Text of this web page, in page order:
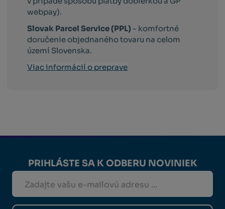
webpay).
Slovak Parcel Service (PPL) - komfortné
doručenie objednaného tovaru na celom
území Slovenska.
Viac informácií o preprave
PRIHLÁSTE SA K ODBERU NOVINIEK